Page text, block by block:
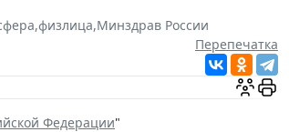
,физлица,Минздрав России
Перепечатка
Федерации"